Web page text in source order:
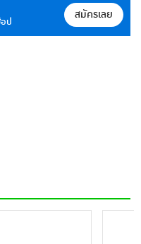
ป
สมัครเลย